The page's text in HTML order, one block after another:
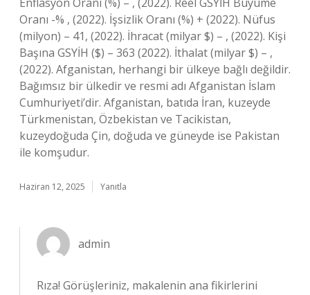
Oranı -% , (2022). İşsizlik Oranı (%) + (2022). Nüfus
(milyon) – 41, (2022). İhracat (milyar $) – , (2022). Kişi
Başına GSYİH ($) – 363 (2022). İthalat (milyar $) – ,
(2022). Afganistan, herhangi bir ülkeye bağlı değildir.
Bağımsız bir ülkedir ve resmi adı Afganistan İslam
Cumhuriyeti’dir. Afganistan, batıda İran, kuzeyde
Türkmenistan, Özbekistan ve Tacikistan,
kuzeydoğuda Çin, doğuda ve güneyde ise Pakistan
ile komşudur.
Haziran 12, 2025 Yanıtla
admin
Rıza! Görüşleriniz, makalenin ana fikirlerini